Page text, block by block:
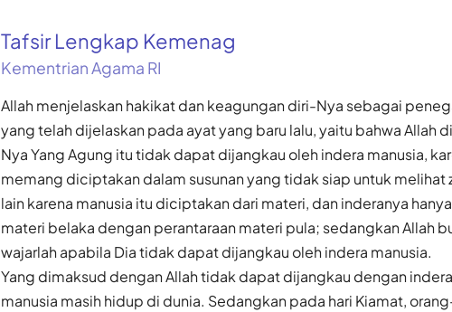
Tafsir Lengkap Kemenag
Kementrian Agama RI
Allah menjelaskan hakikat dan keagungan diri-Nya sebagai
yang telah dijelaskan pada ayat yang baru lalu, yaitu bahwa Allah
Nya Yang Agung itu tidak dapat dijangkau oleh indera manusia,
memang diciptakan dalam susunan yang tidak siap untuk
lain karena manusia itu diciptakan dari materi, dan inderanya
materi belaka dengan perantaraan materi pula; sedangkan Allah
wajarlah apabila Dia tidak dapat dijangkau oleh indera manusia.
Yang dimaksud dengan Allah tidak dapat dijangkau dengan
manusia masih hidup di dunia. Sedangkan pada hari Kiamat,